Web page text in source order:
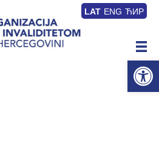
LAT ENG ЋИР